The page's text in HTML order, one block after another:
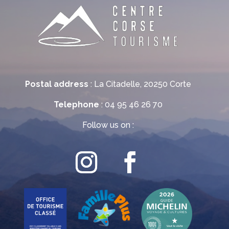
Postal address : La Citadelle, 20250 Corte
Telephone : 04 95 46 26 70
Follow us on :